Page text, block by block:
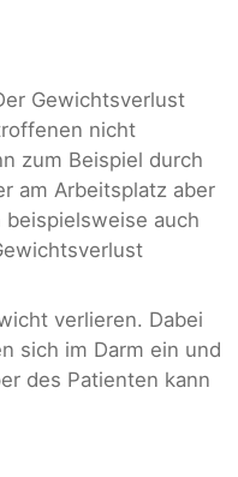
Gewichtsverlust
nicht
zum Beispiel durch
am Arbeitsplatz aber
auch
verlieren. Dabei
sich im Darm ein und
des Patienten kann